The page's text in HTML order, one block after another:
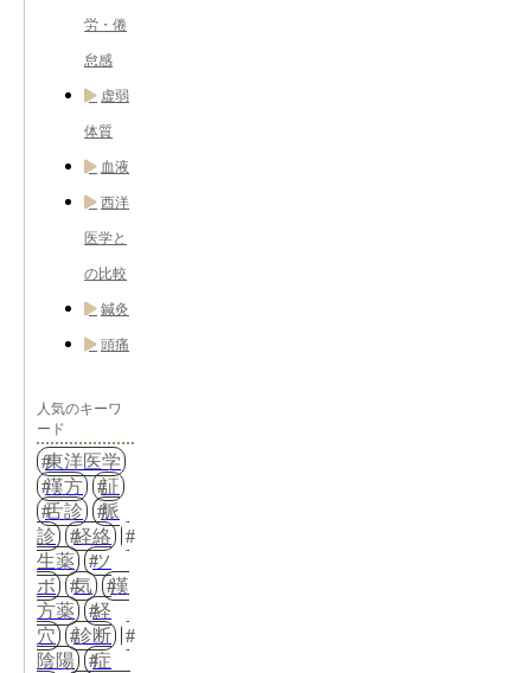
労・倦
怠感
虚弱
体質
血液
西洋
医学と
の比較
鍼灸
頭痛
人気のキーワ
ード
東洋医学
漢方
証
舌診
脈
診
経絡
生薬
ツ
ボ
気
漢
方薬
経
穴
診断
陰陽
症